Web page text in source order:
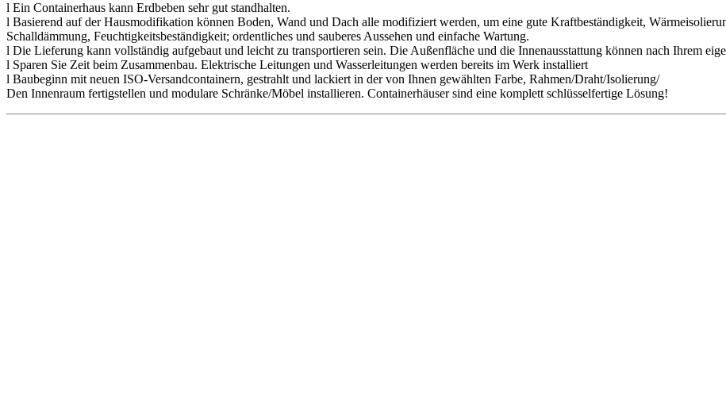
l Ein Containerhaus kann Erdbeben sehr gut standhalten.
l Basierend auf der Hausmodifikation können Boden, Wand und Dach alle modifiziert werden, um eine gute Kraftbeständigkeit,
Schalldämmung, Feuchtigkeitsbeständigkeit; ordentliches und sauberes Aussehen und einfache Wartung.
l Die Lieferung kann vollständig aufgebaut und leicht zu transportieren sein. Die Außenfläche und die Innenausstattung können nach Ihrem
l Sparen Sie Zeit beim Zusammenbau. Elektrische Leitungen und Wasserleitungen werden bereits im Werk installiert
l Baubeginn mit neuen ISO-Versandcontainern, gestrahlt und lackiert in der von Ihnen gewählten Farbe, Rahmen/Draht/Isolierung/
Den Innenraum fertigstellen und modulare Schränke/Möbel installieren. Containerhäuser sind eine komplett schlüsselfertige Lösung!